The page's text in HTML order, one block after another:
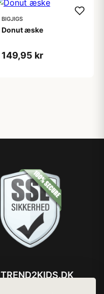
BIGJIGS
Donut æske
149,95 kr
TREND2KIDS.DK